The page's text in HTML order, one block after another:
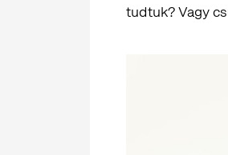
tudtuk? Vagy